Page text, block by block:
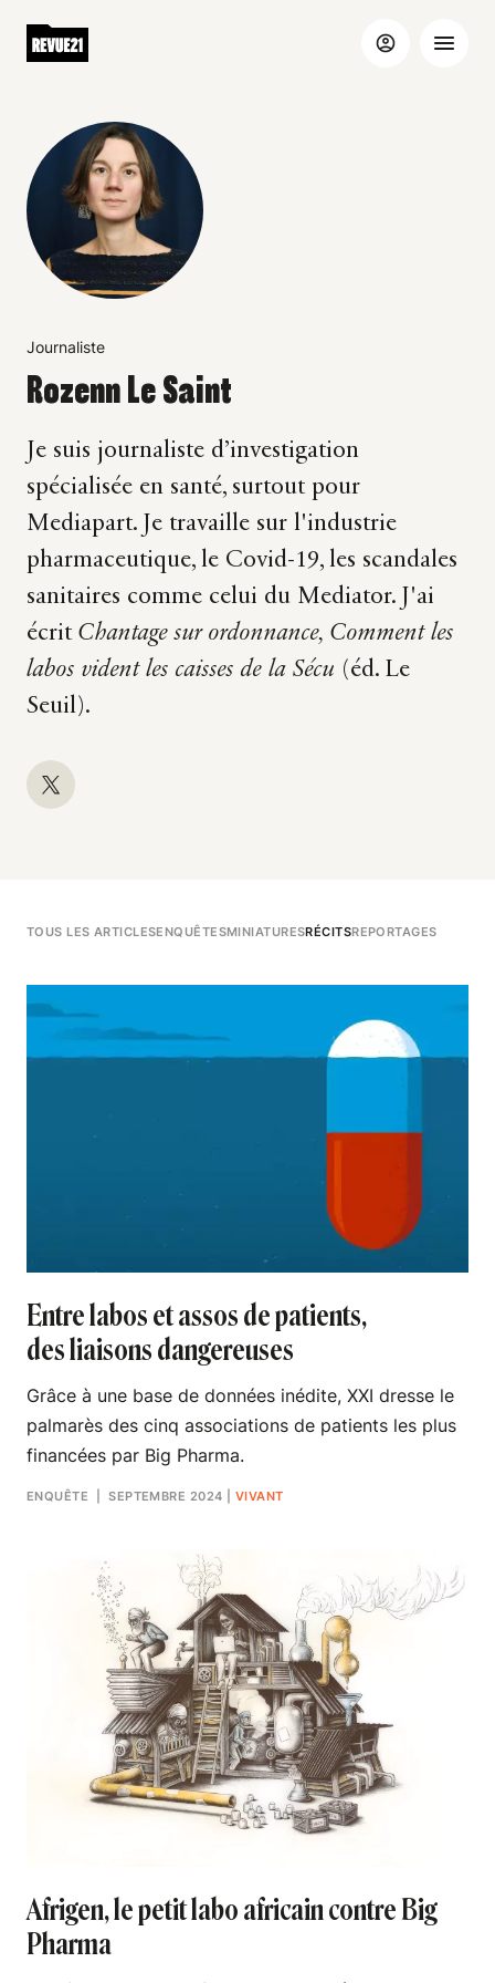
Journaliste
Rozenn Le Saint
Je suis journaliste d’investigation
spécialisée en santé, surtout pour
Mediapart. Je travaille sur l'industrie
pharmaceutique, le Covid-19, les scandales
sanitaires comme celui du Mediator. J'ai
écrit Chantage sur ordonnance, Comment les
labos vident les caisses de la Sécu (éd. Le
Seuil).
TOUS LES ARTICLESENQUÊTESMINIATURESRÉCITSREPORTAGES
Entre labos et assos de patients,
des liaisons dangereuses
Grâce à une base de données inédite, XXI dresse le
palmarès des cinq associations de patients les plus
financées par Big Pharma.
ENQUÊTE | SEPTEMBRE 2024 VIVANT
Afrigen, le petit labo africain contre Big
Pharma